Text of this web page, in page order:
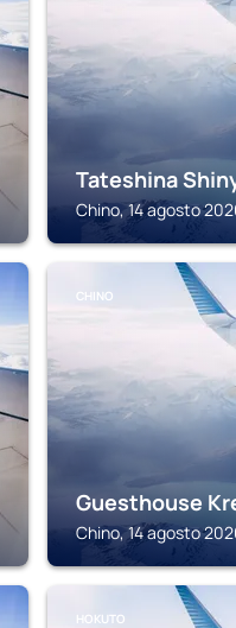
Tateshina
Chino, 14 agosto
CHINO
Guesthouse
Chino, 14 agosto
HOKUTO